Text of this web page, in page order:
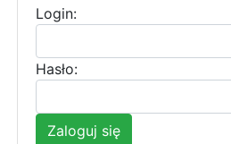
Login:
Hasło:
Zaloguj się